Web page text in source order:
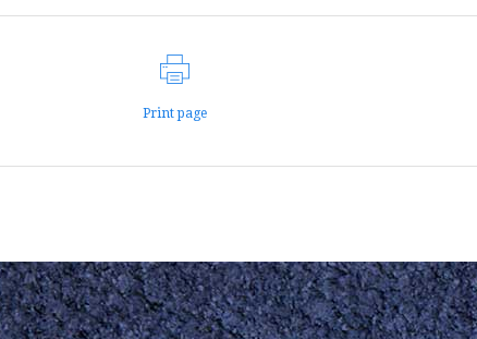
Print page